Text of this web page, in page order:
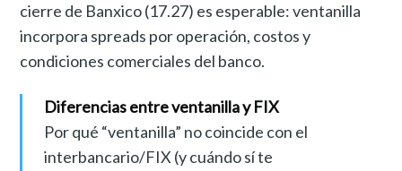
cierre de Banxico (17.27) es esperable: ventanilla
incorpora spreads por operación, costos y
condiciones comerciales del banco.
Diferencias entre ventanilla y FIX
Por qué “ventanilla” no coincide con el
interbancario/FIX (y cuándo sí te